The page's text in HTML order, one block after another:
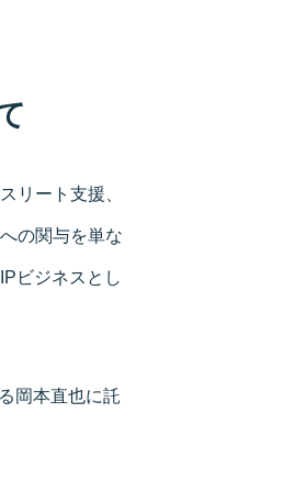
リート支援、
の関与を単な
ビジネスとし
岡本直也に託